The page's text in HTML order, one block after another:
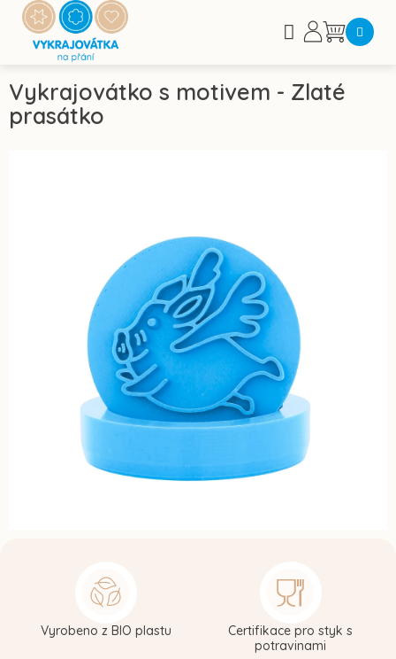
Přejít
obsah
Nákupní
Vykrajovátko s motivem - Zlaté
prasátko
Vyrobeno z BIO plastu
Certifikace pro styk s
potravinami